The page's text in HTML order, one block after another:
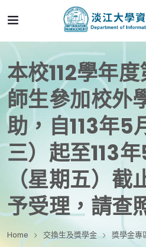
本校112學年
師生參加校外
助，自113年5
三）起至113
（星期五）
予受理，請查
Home 交換生及獎學金 獎學金專